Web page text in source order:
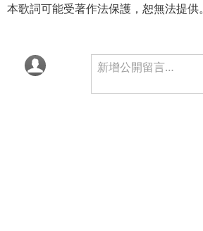
本歌詞可能受著作法保護，恕無法提供。